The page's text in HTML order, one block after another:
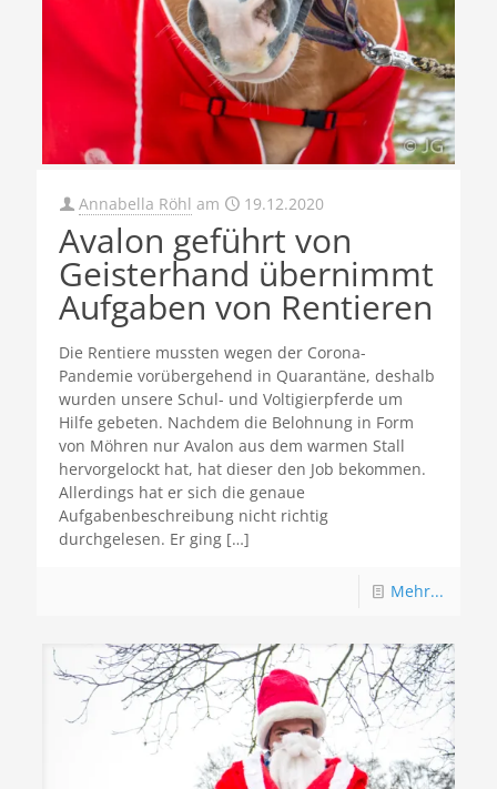
Annabella Röhl am 19.12.2020
Avalon geführt von
Geisterhand übernimmt
Aufgaben von Rentieren
Die Rentiere mussten wegen der Corona-
Pandemie vorübergehend in Quarantäne, deshalb
wurden unsere Schul- und Voltigierpferde um
Hilfe gebeten. Nachdem die Belohnung in Form
von Möhren nur Avalon aus dem warmen Stall
hervorgelockt hat, hat dieser den Job bekommen.
Allerdings hat er sich die genaue
Aufgabenbeschreibung nicht richtig
durchgelesen. Er ging […]
Mehr...